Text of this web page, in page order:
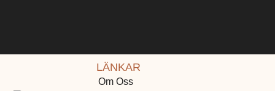
LÄNKAR
Om Oss